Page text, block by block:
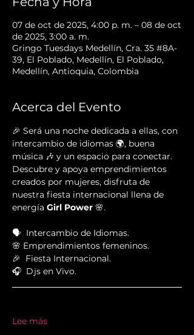
07 de oct de 2025, 4:00 p. m. – 08 de oct
de 2025, 3:00 a. m.
Gringo Tuesdays Medellín, Cra. 35 #8A-
39, El Poblado, Medellín, El Poblado,
Medellín, Antioquia, Colombia
Acerca del Evento
🎉 Será una noche dedicada a ellas, con
intercambio de idiomas 🌍, buena
música 🎶 y un espacio para conectar.
Descubre y apoya emprendimientos
creados por mujeres, disfruta de
nuestra fiesta internacional llena de
energía Girl Power 🌸.
🗣  Intercambio de Idiomas.
🌸 Emprendimientos femeninos.
🎉  Fiesta Internacional.
🎧  Djs en Vivo.
Lee más